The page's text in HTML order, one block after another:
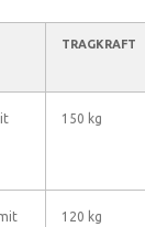
TRAGKRAFT
150 kg
120 kg